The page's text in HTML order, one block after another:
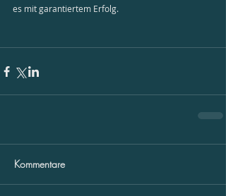
es mit garantiertem Erfolg.
Kommentare